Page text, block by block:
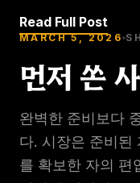
Read Full Post
MARCH 5, 2026
먼저 쏜
완벽한 준비보다
다. 시장은 준비된
를 확보한 자의 편